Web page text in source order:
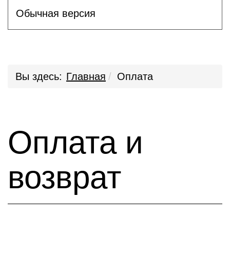
Обычная версия
Вы здесь: Главная Оплата
Оплата и
возврат